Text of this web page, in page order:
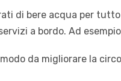
di bere acqua per
a bordo. Ad
da migliorare la